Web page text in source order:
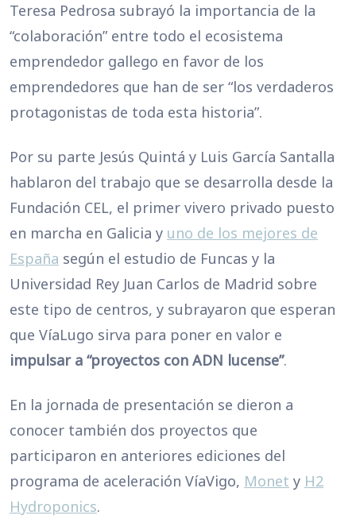
Teresa Pedrosa subrayó la importancia de la
“colaboración” entre todo el ecosistema
emprendedor gallego en favor de los
emprendedores que han de ser “los verdaderos
protagonistas de toda esta historia”.
Por su parte Jesús Quintá y Luis García Santalla
hablaron del trabajo que se desarrolla desde la
Fundación CEL, el primer vivero privado puesto
en marcha en Galicia y uno de los mejores de
España según el estudio de Funcas y la
Universidad Rey Juan Carlos de Madrid sobre
este tipo de centros, y subrayaron que esperan
que VíaLugo sirva para poner en valor e
impulsar a “proyectos con ADN lucense”.
En la jornada de presentación se dieron a
conocer también dos proyectos que
participaron en anteriores ediciones del
programa de aceleración VíaVigo, Monet y H2
Hydroponics.